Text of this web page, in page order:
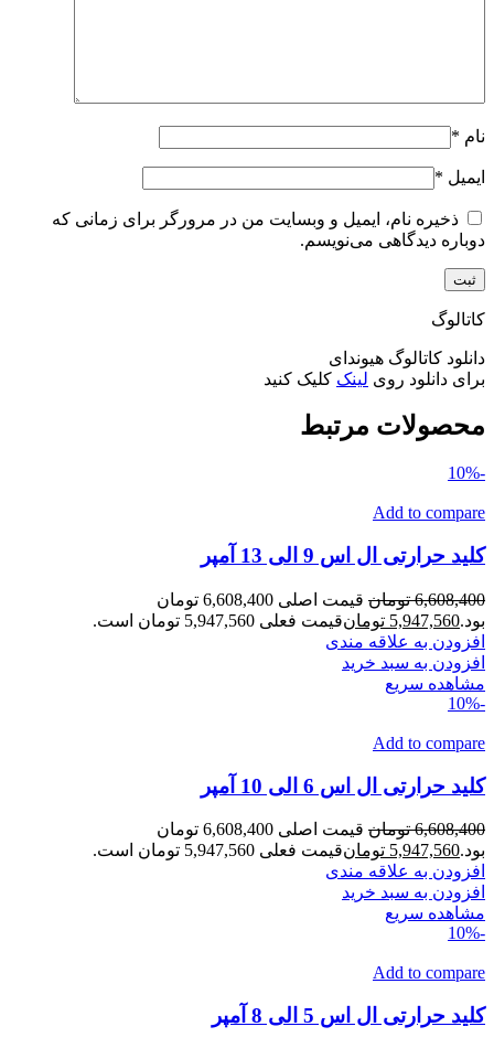
نام *
ایمیل *
ذخیره نام، ایمیل و وبسایت من در مرورگر برای زمانی که
دوباره دیدگاهی می‌نویسم.
کاتالوگ
دانلود کاتالوگ هیوندای
برای دانلود روی لینک کلیک کنید
محصولات مرتبط
-10%
Add to compare
کلید حرارتی ال اس 9 الی 13 آمپر
6,608,400 تومان
قیمت اصلی 6,608,400 تومان
بود.5,947,560 تومانقیمت فعلی 5,947,560 تومان است.
افزودن به علاقه مندی
افزودن به سبد خرید
مشاهده سریع
-10%
Add to compare
کلید حرارتی ال اس 6 الی 10 آمپر
6,608,400 تومان
قیمت اصلی 6,608,400 تومان
بود.5,947,560 تومانقیمت فعلی 5,947,560 تومان است.
افزودن به علاقه مندی
افزودن به سبد خرید
مشاهده سریع
-10%
Add to compare
کلید حرارتی ال اس 5 الی 8 آمپر